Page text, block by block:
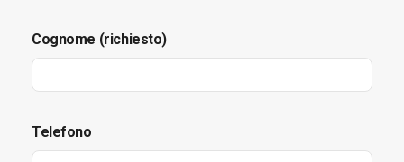
Cognome (richiesto)
Telefono